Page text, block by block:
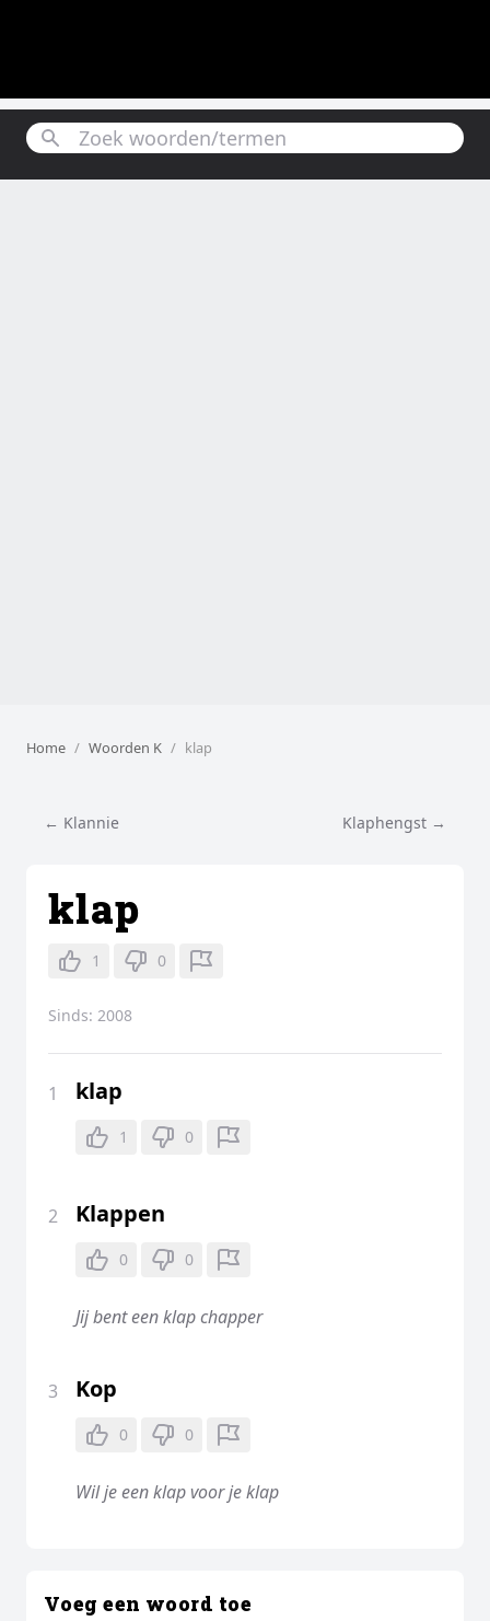
Home Woorden K klap
← Klannie Klaphengst →
klap
1 0
Sinds: 2008
1 klap
1 0
2 Klappen
0 0
Jij bent een klap chapper
3 Kop
0 0
Wil je een klap voor je klap
Voeg een woord toe